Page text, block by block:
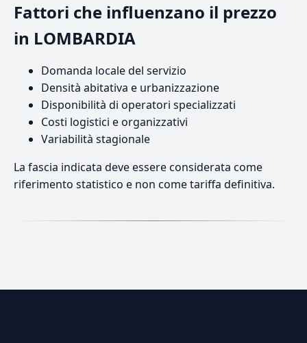
Fattori che influenzano il prezzo
in LOMBARDIA
Domanda locale del servizio
Densità abitativa e urbanizzazione
Disponibilità di operatori specializzati
Costi logistici e organizzativi
Variabilità stagionale
La fascia indicata deve essere considerata come
riferimento statistico e non come tariffa definitiva.